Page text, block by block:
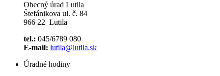
Obecný úrad Lutila
Štefánikova ul. č. 84
966 22 Lutila
tel.: 045/6789 080
E-mail: lutila@lutila.sk
Úradné hodiny